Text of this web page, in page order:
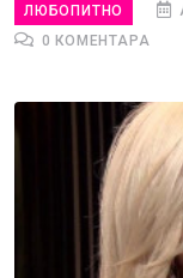
ЛЮБОПИТНО
0 КОМЕНТАРА